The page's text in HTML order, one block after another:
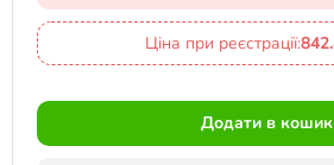
Ціна при реєстрації:
Додати в кошик